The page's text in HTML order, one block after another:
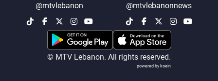
@mtvlebanonnews
@mtvlebanon
© MTV Lebanon. All rights reserved.
powered by koein